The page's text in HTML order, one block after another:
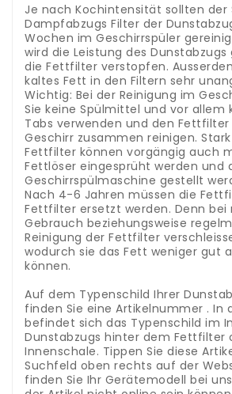
Je nach Kochintensität sollten der
Dampfabzugs Filter der
Wochen im Geschirrspüler
wird die Leistung des
die Fettfilter verstopfen.
kaltes Fett in den Filtern sehr
Wichtig: Bei der Reinigung im
Sie keine Spülmittel und vor allem
Tabs verwenden und den
Geschirr zusammen reinigen.
Fettfilter können vorgängig auch
Fettlöser eingesprüht werden und
Geschirrspülmaschine gestellt
Nach 4-6 Jahren müssen die
Fettfilter ersetzt werden. Denn bei
Gebrauch beziehungsweise
Reinigung der Fettfilter
wodurch sie das Fett weniger gut
können.
Auf dem Typenschild Ihrer
finden Sie eine Artikelnummer . In
befindet sich das Typenschild im
Dunstabzugs hinter dem Fettfilter
Innenschale. Tippen Sie diese
Suchfeld oben rechts auf der
finden Sie Ihr Gerätemodell bei